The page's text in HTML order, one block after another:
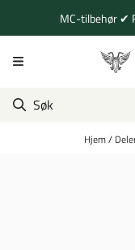
Hopp til innholdMC-tilbehør ✔
Hjem/